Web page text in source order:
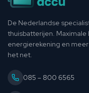
De Nederlandse
thuisbatterijen. Maximale
energierekening en
het net.
085 – 800 6565